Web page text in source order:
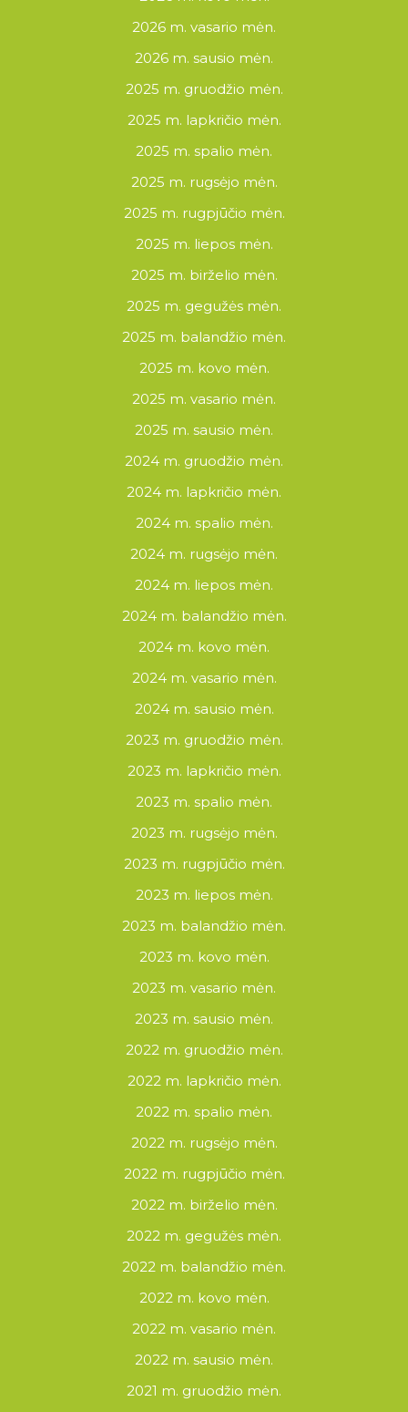
2026 m. vasario mėn.
2026 m. sausio mėn.
2025 m. gruodžio mėn.
2025 m. lapkričio mėn.
2025 m. spalio mėn.
2025 m. rugsėjo mėn.
2025 m. rugpjūčio mėn.
2025 m. liepos mėn.
2025 m. birželio mėn.
2025 m. gegužės mėn.
2025 m. balandžio mėn.
2025 m. kovo mėn.
2025 m. vasario mėn.
2025 m. sausio mėn.
2024 m. gruodžio mėn.
2024 m. lapkričio mėn.
2024 m. spalio mėn.
2024 m. rugsėjo mėn.
2024 m. liepos mėn.
2024 m. balandžio mėn.
2024 m. kovo mėn.
2024 m. vasario mėn.
2024 m. sausio mėn.
2023 m. gruodžio mėn.
2023 m. lapkričio mėn.
2023 m. spalio mėn.
2023 m. rugsėjo mėn.
2023 m. rugpjūčio mėn.
2023 m. liepos mėn.
2023 m. balandžio mėn.
2023 m. kovo mėn.
2023 m. vasario mėn.
2023 m. sausio mėn.
2022 m. gruodžio mėn.
2022 m. lapkričio mėn.
2022 m. spalio mėn.
2022 m. rugsėjo mėn.
2022 m. rugpjūčio mėn.
2022 m. birželio mėn.
2022 m. gegužės mėn.
2022 m. balandžio mėn.
2022 m. kovo mėn.
2022 m. vasario mėn.
2022 m. sausio mėn.
2021 m. gruodžio mėn.